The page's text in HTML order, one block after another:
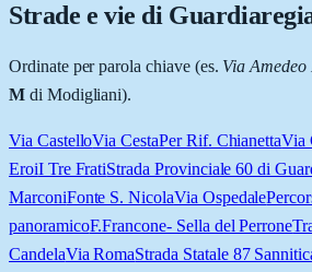
Strade e vie di
Ordinate per parola chiave (es. Via
Mdi Modigliani).
Via CastelloVia CestaPer Rif. ChianettaVia
EroiI Tre FratiStrada Provinciale 60 di
MarconiFonte S. NicolaVia Ospedale
panoramicoF.Francone- Sella del Perrone
CandelaVia RomaStrada Statale 87